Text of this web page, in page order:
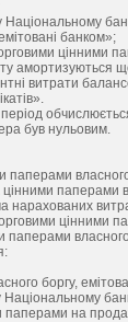
банком»;
цінними
амортизуються
витрати
період
був нульовим.
паперами
нарахованих
цінними
боргу,
паперами на